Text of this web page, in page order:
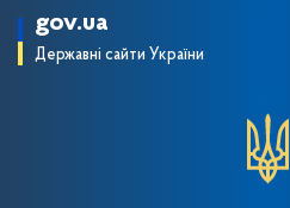
gov.ua
Державні сайти України